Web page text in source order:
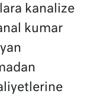
kanalize
kumar